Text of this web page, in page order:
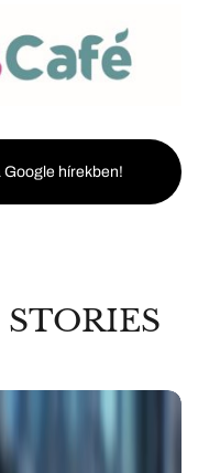
Google hírekben!